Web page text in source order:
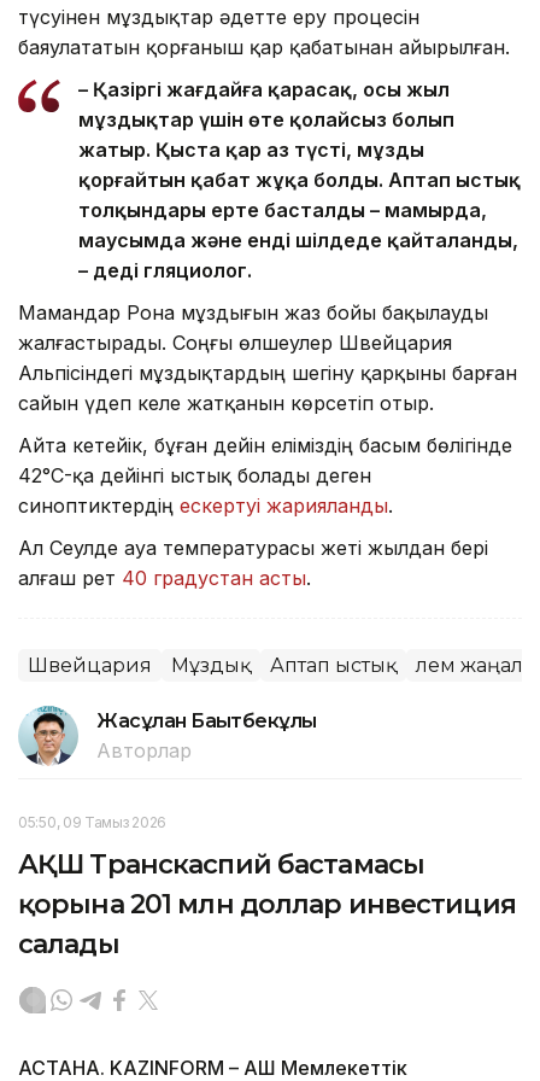
түсуінен мұздықтар әдетте еру процесін
баяулататын қорғаныш қар қабатынан айырылған.
– Қазіргі жағдайға қарасақ, осы жыл
мұздықтар үшін өте қолайсыз болып
жатыр. Қыста қар аз түсті, мұзды
қорғайтын қабат жұқа болды. Аптап ыстық
толқындары ерте басталды – мамырда,
маусымда және енді шілдеде қайталанды,
– деді гляциолог.
Мамандар Рона мұздығын жаз бойы бақылауды
жалғастырады. Соңғы өлшеулер Швейцария
Альпісіндегі мұздықтардың шегіну қарқыны барған
сайын үдеп келе жатқанын көрсетіп отыр.
Айта кетейік, бұған дейін еліміздің басым бөлігінде
42°C-қа дейінгі ыстық болады деген
синоптиктердің ескертуі жарияланды.
Ал Сеулде ауа температурасы жеті жылдан бері
алғаш рет 40 градустан асты.
Швейцария Мұздық Аптап ыстық Әлем
Жасұлан Бақытбекұлы
Авторлар
05:50, 09 Тамыз 2026
АҚШ Транскаспий бастамасы
қорына 201 млн доллар инвестиция
салады
АСТАНА. KAZINFORM – АҚШ Мемлекеттік